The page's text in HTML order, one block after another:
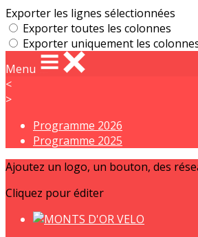
Exporter les lignes sélectionnées
Exporter toutes les colonnes
Exporter uniquement les
Menu
<
>
Programme 2026
Programme 2025
Ajoutez un logo, un bouton, des
Cliquez pour éditer